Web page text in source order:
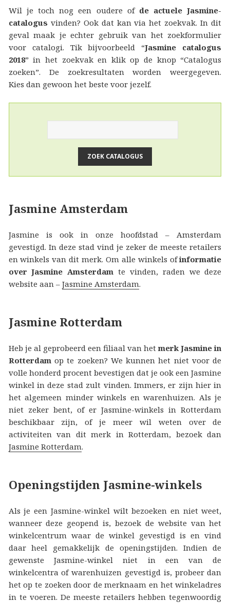
Wil je toch nog een oudere of de actuele Jasmine-
catalogus vinden? Ook dat kan via het zoekvak. In dit
geval maak je echter gebruik van het zoekformulier
voor catalogi. Tik bijvoorbeeld “Jasmine catalogus
2018” in het zoekvak en klik op de knop “Catalogus
zoeken”. De zoekresultaten worden weergegeven.
Kies dan gewoon het beste voor jezelf.
Jasmine Amsterdam
Jasmine is ook in onze hoofdstad – Amsterdam
gevestigd. In deze stad vind je zeker de meeste retailers
en winkels van dit merk. Om alle winkels ofinformatie
over Jasmine Amsterdam te vinden, raden we deze
website aan – Jasmine Amsterdam.
Jasmine Rotterdam
Heb je al geprobeerd een filiaal van hetmerk Jasmine in
Rotterdam op te zoeken? We kunnen het niet voor de
volle honderd procent bevestigen dat je ook een Jasmine
winkel in deze stad zult vinden. Immers, er zijn hier in
het algemeen minder winkels en warenhuizen. Als je
niet zeker bent, of er Jasmine-winkels in Rotterdam
beschikbaar zijn, of je meer wil weten over de
activiteiten van dit merk in Rotterdam, bezoek dan
Jasmine Rotterdam.
Openingstijden Jasmine-winkels
Als je een Jasmine-winkel wilt bezoeken en niet weet,
wanneer deze geopend is, bezoek de website van het
winkelcentrum waar de winkel gevestigd is en vind
daar heel gemakkelijk de openingstijden. Indien de
gewenste Jasmine-winkel niet in een van de
winkelcentra of warenhuizen gevestigd is, probeer dan
het op te zoeken door de merknaam en het winkeladres
in te voeren. De meeste retailers hebben tegenwoordig